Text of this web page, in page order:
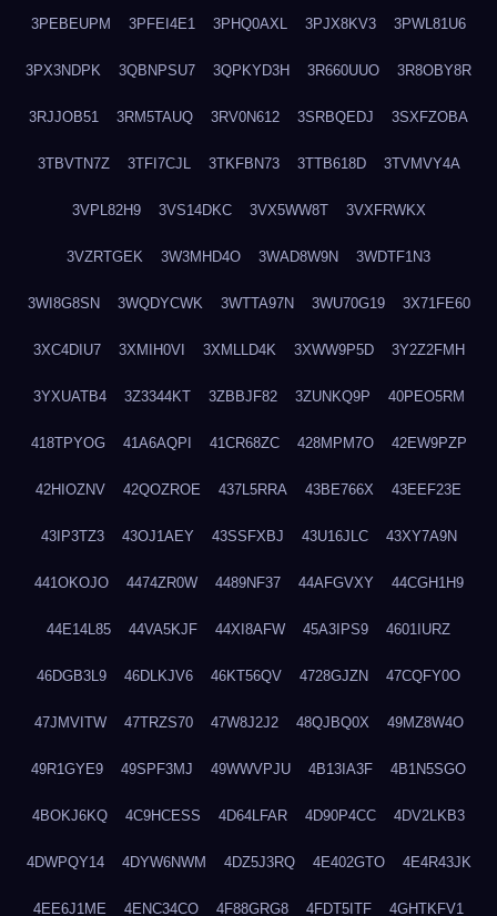
3PEBEUPM 3PFEI4E1 3PHQ0AXL 3PJX8KV3 3PWL81U6
3PX3NDPK 3QBNPSU7 3QPKYD3H 3R660UUO 3R8OBY8R
3RJJOB51 3RM5TAUQ 3RV0N612 3SRBQEDJ 3SXFZOBA
3TBVTN7Z 3TFI7CJL 3TKFBN73 3TTB618D 3TVMVY4A
3VPL82H9 3VS14DKC 3VX5WW8T 3VXFRWKX
3VZRTGEK 3W3MHD4O 3WAD8W9N 3WDTF1N3
3WI8G8SN 3WQDYCWK 3WTTA97N 3WU70G19 3X71FE60
3XC4DIU7 3XMIH0VI 3XMLLD4K 3XWW9P5D 3Y2Z2FMH
3YXUATB4 3Z3344KT 3ZBBJF82 3ZUNKQ9P 40PEO5RM
418TPYOG 41A6AQPI 41CR68ZC 428MPM7O 42EW9PZP
42HIOZNV 42QOZROE 437L5RRA 43BE766X 43EEF23E
43IP3TZ3 43OJ1AEY 43SSFXBJ 43U16JLC 43XY7A9N
441OKOJO 4474ZR0W 4489NF37 44AFGVXY 44CGH1H9
44E14L85 44VA5KJF 44XI8AFW 45A3IPS9 4601IURZ
46DGB3L9 46DLKJV6 46KT56QV 4728GJZN 47CQFY0O
47JMVITW 47TRZS70 47W8J2J2 48QJBQ0X 49MZ8W4O
49R1GYE9 49SPF3MJ 49WWVPJU 4B13IA3F 4B1N5SGO
4BOKJ6KQ 4C9HCESS 4D64LFAR 4D90P4CC 4DV2LKB3
4DWPQY14 4DYW6NWM 4DZ5J3RQ 4E402GTO 4E4R43JK
4EE6J1ME 4ENC34CO 4F88GRG8 4FDT5ITF 4GHTKFV1